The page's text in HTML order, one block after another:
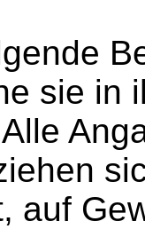
sie in
auf